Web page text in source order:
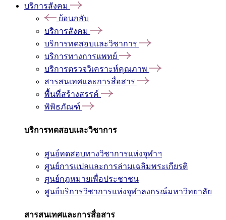
บริการสังคม
ย้อนกลับ
บริการสังคม
บริการทดสอบและวิชาการ
บริการทางการแพทย์
บริการตรวจวิเคราะห์คุณภาพ
สารสนเทศและการสื่อสาร
พื้นที่สร้างสรรค์
พิพิธภัณฑ์
บริการทดสอบและวิชาการ
ศูนย์ทดสอบทางวิชาการแห่งจุฬาฯ
ศูนย์การแปลและการล่ามเฉลิมพระเกียรติ
ศูนย์กฎหมายเพื่อประชาชน
ศูนย์บริการวิชาการแห่งจุฬาลงกรณ์มหาวิทยาลัย
สารสนเทศและการสื่อสาร